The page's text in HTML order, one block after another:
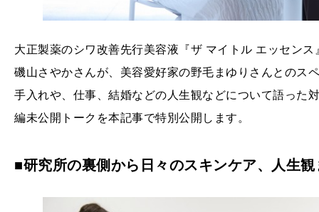
大正製薬のシワ改善先行美容液『ザ マイトル エッセン
磯山さやかさんが、美容愛好家の野毛まゆりさんとのス
手入れや、仕事、結婚などの人生観などについて語った
編未公開トークを本記事で特別公開します。
■研究所の裏側から日々のスキンケア、人生